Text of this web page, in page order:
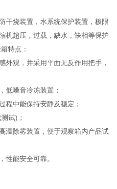
干烧装置，水系统保护装置，极限
机超压，过载，缺水，缺相等保护
特点：
外观，并采用平面无反作用把手，
低嗓音冷冻装置；
程中能保持安静及稳定；
试)；
温除雾装置，便于观察箱内产品试
性能安全可靠。